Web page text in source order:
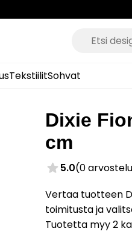
TekstiilitSohvat
Dixie
cm
5.0(0
Vertaa tuotteen
toimitusta ja
Tuotetta myy 2